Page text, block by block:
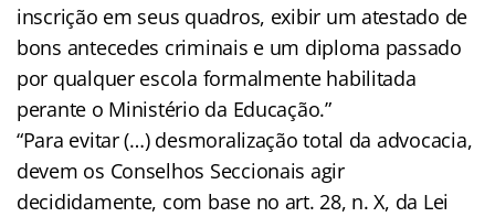
inscrição em seus quadros, exibir um atestado de
bons antecedes criminais e um diploma passado
por qualquer escola formalmente habilitada
perante o Ministério da Educação.”
“Para evitar (…) desmoralização total da advocacia,
devem os Conselhos Seccionais agir
decididamente, com base no art. 28, n. X, da Lei